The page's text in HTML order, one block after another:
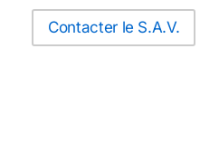
Contacter le S.A.V.